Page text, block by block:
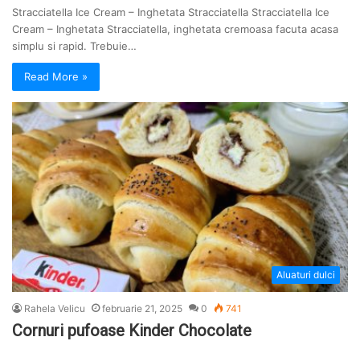
Stracciatella Ice Cream – Inghetata Stracciatella Stracciatella Ice
Cream – Inghetata Stracciatella, inghetata cremoasa facuta acasa
simplu si rapid. Trebuie…
Read More »
Aluaturi dulci
Rahela Velicu februarie 21, 2025 0 741
Cornuri pufoase Kinder Chocolate